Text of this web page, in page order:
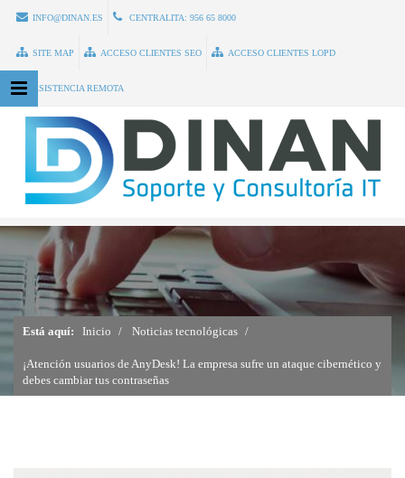
INFO@DINAN.ES CENTRALITA: 956 65 8000
SITE MAP ACCESO CLIENTES SEO ACCESO CLIENTES LOPD
ASISTENCIA REMOTA
Está aquí: Inicio Noticias tecnológicas
¡Atención usuarios de AnyDesk! La empresa sufre un ataque cibernético y
debes cambiar tus contraseñas